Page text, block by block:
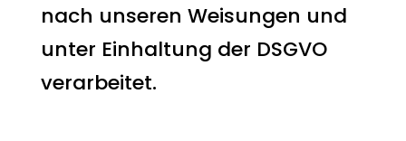
nach unseren Weisungen und
unter Einhaltung der DSGVO
verarbeitet.